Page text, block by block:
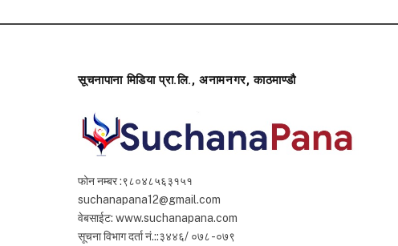
सूचनापाना मिडिया प्रा.लि., अनामनगर, काठमाण्डौ
फोन नम्बर :९८०४८५६३१५१
suchanapana12@gmail.com
वेबसाईट: www.suchanapana.com
सूचना विभाग दर्ता नं.::३४४६/ ०७८ -०७९